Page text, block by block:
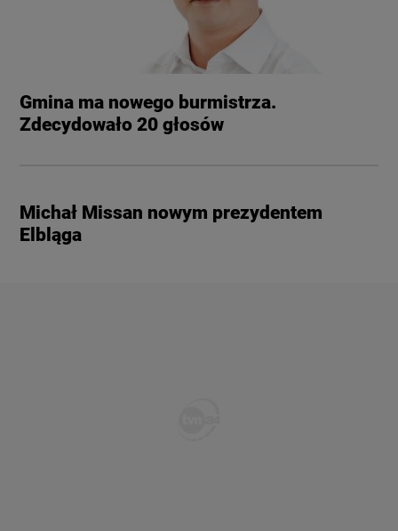
Gmina ma nowego burmistrza.
Zdecydowało 20 głosów
Michał Missan nowym prezydentem
Elbląga